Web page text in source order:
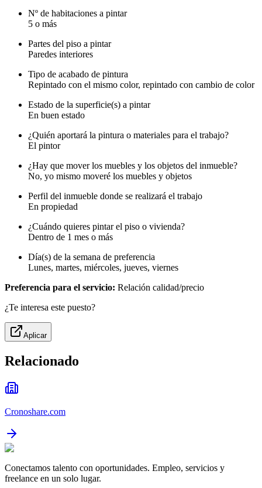
Nº de habitaciones a pintar
5 o más
Partes del piso a pintar
Paredes interiores
Tipo de acabado de pintura
Repintado con el mismo color, repintado con cambio de color
Estado de la superficie(s) a pintar
En buen estado
¿Quién aportará la pintura o materiales para el trabajo?
El pintor
¿Hay que mover los muebles y los objetos del inmueble?
No, yo mismo moveré los muebles y objetos
Perfil del inmueble donde se realizará el trabajo
En propiedad
¿Cuándo quieres pintar el piso o vivienda?
Dentro de 1 mes o más
Día(s) de la semana de preferencia
Lunes, martes, miércoles, jueves, viernes
Preferencia para el servicio: Relación calidad/precio
¿Te interesa este puesto?
Aplicar
Relacionado
Cronoshare.com
Conectamos talento con oportunidades. Empleo, servicios y
freelance en un solo lugar.